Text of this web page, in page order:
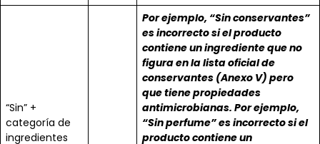
“Sin” +
categoría de
ingredientes
Por ejemplo, “Sin conservantes”
es incorrecto si el producto
contiene un ingrediente que no
figura en la lista oficial de
conservantes (Anexo V) pero
que tiene propiedades
antimicrobianas. Por ejemplo,
“Sin perfume” es incorrecto si el
producto contiene un